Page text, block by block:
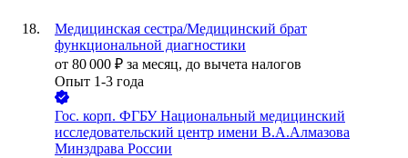
Медицинская сестра/Медицинский брат
функциональной диагностики
от 80 000 ₽ за месяц, до вычета налогов
Опыт 1-3 года
Гос. корп. ФГБУ Национальный медицинский
исследовательский центр имени В.А.Алмазова
Минздрава России